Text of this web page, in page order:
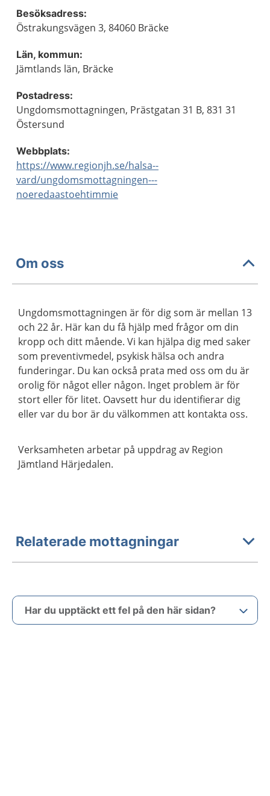
Besöksadress:
Östrakungsvägen 3, 84060 Bräcke
Län, kommun:
Jämtlands län, Bräcke
Postadress:
Ungdomsmottagningen, Prästgatan 31 B, 831 31
Östersund
Webbplats:
https://www.regionjh.se/halsa--
vard/ungdomsmottagningen---
noeredaastoehtimmie
Om oss
Ungdomsmottagningen är för dig som är mellan 13
och 22 år. Här kan du få hjälp med frågor om din
kropp och ditt mående. Vi kan hjälpa dig med saker
som preventivmedel, psykisk hälsa och andra
funderingar. Du kan också prata med oss om du är
orolig för något eller någon. Inget problem är för
stort eller för litet. Oavsett hur du identifierar dig
eller var du bor är du välkommen att kontakta oss.
Verksamheten arbetar på uppdrag av Region
Jämtland Härjedalen.
Relaterade mottagningar
Har du upptäckt ett fel på den här sidan?